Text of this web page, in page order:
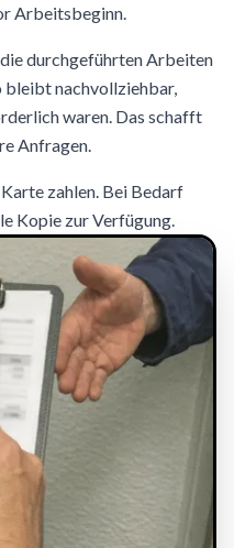
Arbeitsbeginn.
durchgeführten Arbeiten
bleibt nachvollziehbar,
waren. Das schafft
Anfragen.
zahlen. Bei Bedarf
Kopie zur Verfügung.